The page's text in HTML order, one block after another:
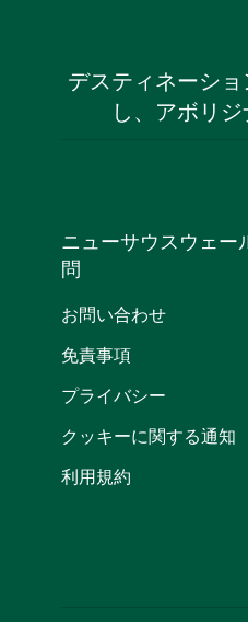
デスティネーシ
し、アボリ
ニューサウスウェー
問
お問い合わせ
免責事項
プライバシー
クッキーに関する通知
利用規約